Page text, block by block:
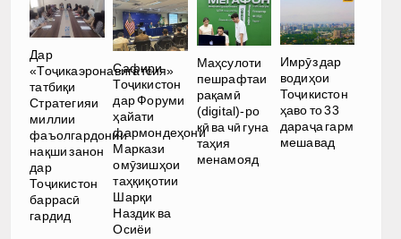
Дар
«Тоҷикаэронавигатсия»
татбиқи
Стратегияи
миллии
фаъолгардонии
нақши занон
дар
Тоҷикистон
баррасӣ
гардид
Сафири
Тоҷикистон
дар Форуми
ҳайати
фармондеҳони
Маркази
омӯзишҳои
таҳқиқотии
Шарқи
Наздик ва
Осиёи
Маҳсулоти
пешрафтаи
рақамӣ
(digital)-ро
кӣ ва чӣ гуна
таҳия
менамояд
Имрӯз дар
водиҳои
Тоҷикистон
ҳаво то 33
дараҷа гарм
мешавад